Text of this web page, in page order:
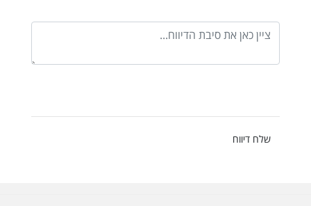
שלח דיווח